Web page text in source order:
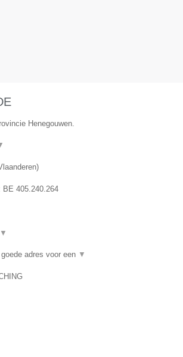
Henegouwen.
)
BE 405.240.264
▼
adres voor een ▼